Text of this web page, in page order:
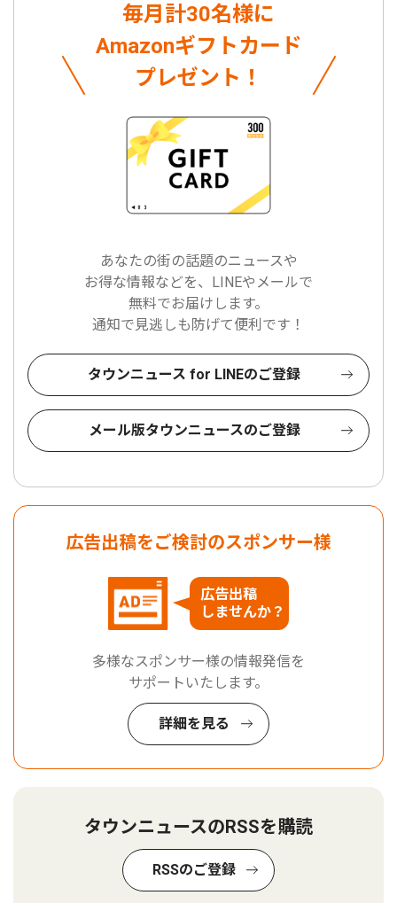
毎月計30名様に
Amazonギフトカード
プレゼント！
あなたの街の話題のニュースや
お得な情報などを、LINEやメールで
無料でお届けします。
通知で見逃しも防げて便利です！
タウンニュース for LINEのご登録
メール版タウンニュースのご登録
広告出稿をご検討のスポンサー様
広告出稿
しませんか？
多様なスポンサー様の情報発信を
サポートいたします。
詳細を見る
タウンニュースのRSSを購読
RSSのご登録